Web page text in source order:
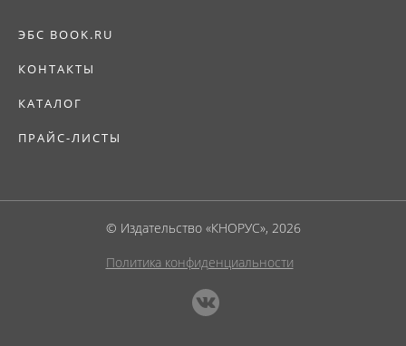
ЭБС BOOK.RU
КОНТАКТЫ
КАТАЛОГ
ПРАЙС-ЛИСТЫ
© Издательство «КНОРУС», 2026
Политика конфиденциальности